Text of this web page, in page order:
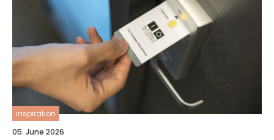
inspiration
05. June 2026